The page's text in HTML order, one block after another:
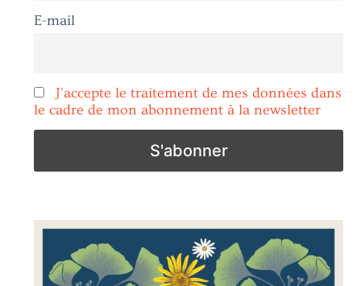
E-mail
J'accepte le traitement de mes données dans
le cadre de mon abonnement à la newsletter